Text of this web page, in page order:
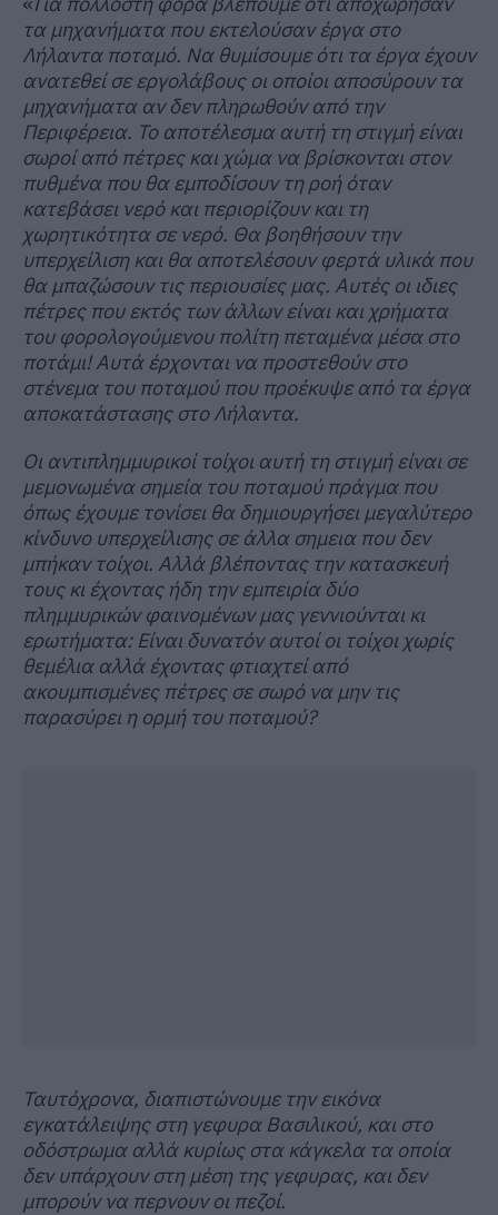
τα μηχανήματα που εκτελούσαν έργα στο
Λήλαντα ποταμό. Να θυμίσουμε ότι τα έργα έχουν
ανατεθεί σε εργολάβους οι οποίοι αποσύρουν τα
μηχανήματα αν δεν πληρωθούν από την
Περιφέρεια. Το αποτέλεσμα αυτή τη στιγμή είναι
σωροί από πέτρες και χώμα να βρίσκονται στον
πυθμένα που θα εμποδίσουν τη ροή όταν
κατεβάσει νερό και περιορίζουν και τη
χωρητικότητα σε νερό. Θα βοηθήσουν την
υπερχείλιση και θα αποτελέσουν φερτά υλικά που
θα μπαζώσουν τις περιουσίες μας. Αυτές οι ιδιες
πέτρες που εκτός των άλλων είναι και χρήματα
του φορολογούμενου πολίτη πεταμένα μέσα στο
ποτάμι! Αυτά έρχονται να προστεθούν στο
στένεμα του ποταμού που προέκυψε από τα έργα
αποκατάστασης στο Λήλαντα.
Οι αντιπλημμυρικοί τοίχοι αυτή τη στιγμή είναι σε
μεμονωμένα σημεία του ποταμού πράγμα που
όπως έχουμε τονίσει θα δημιουργήσει μεγαλύτερο
κίνδυνο υπερχείλισης σε άλλα σημεια που δεν
μπήκαν τοίχοι. Αλλά βλέποντας την κατασκευή
τους κι έχοντας ήδη την εμπειρία δύο
πλημμυρικών φαινομένων μας γεννιούνται κι
ερωτήματα: Είναι δυνατόν αυτοί οι τοίχοι χωρίς
θεμέλια αλλά έχοντας φτιαχτεί από
ακουμπισμένες πέτρες σε σωρό να μην τις
παρασύρει η ορμή του ποταμού?
Ταυτόχρονα, διαπιστώνουμε την εικόνα
εγκατάλειψης στη γεφυρα Βασιλικού, και στο
οδόστρωμα αλλά κυρίως στα κάγκελα τα οποία
δεν υπάρχουν στη μέση της γεφυρας, και δεν
μπορούν να περνουν οι πεζοί.